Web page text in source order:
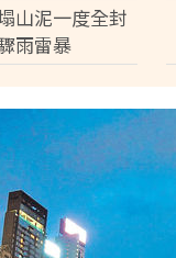
山泥一度全封
雨雷暴